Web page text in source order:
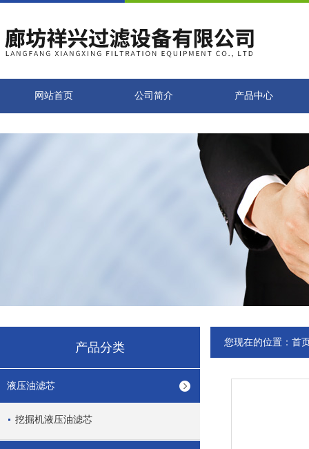
网站首页 公司简介 产品中心
产品分类
液压油滤芯
挖掘机液压油滤芯
您现在的位置： 首